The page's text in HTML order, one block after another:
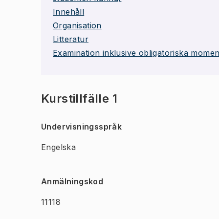
Innehåll
Organisation
Litteratur
Examination inklusive obligatoriska
Kurstillfälle 1
Undervisningsspråk
Engelska
Anmälningskod
11118